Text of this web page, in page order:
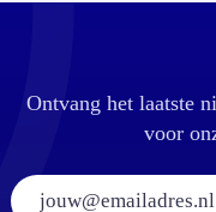
Ontvang het laatste
voor